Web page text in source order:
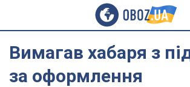
Вимагав хабаря з
за оформлення